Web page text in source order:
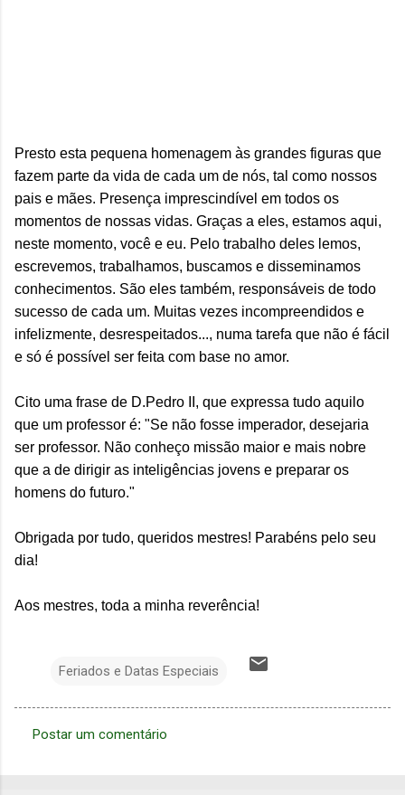
Presto esta pequena homenagem às grandes figuras que
fazem parte da vida de cada um de nós, tal como nossos
pais e mães. Presença imprescindível em todos os
momentos de nossas vidas. Graças a eles, estamos aqui,
neste momento, você e eu. Pelo trabalho deles lemos,
escrevemos, trabalhamos, buscamos e disseminamos
conhecimentos. São eles também, responsáveis de todo
sucesso de cada um. Muitas vezes incompreendidos e
infelizmente, desrespeitados..., numa tarefa que não é fácil
e só é possível ser feita com base no amor.
Cito uma frase de D.Pedro II, que expressa tudo aquilo
que um professor é: "Se não fosse imperador, desejaria
ser professor. Não conheço missão maior e mais nobre
que a de dirigir as inteligências jovens e preparar os
homens do futuro."
Obrigada por tudo, queridos mestres! Parabéns pelo seu
dia!
Aos mestres, toda a minha reverência!
Feriados e Datas Especiais
Postar um comentário